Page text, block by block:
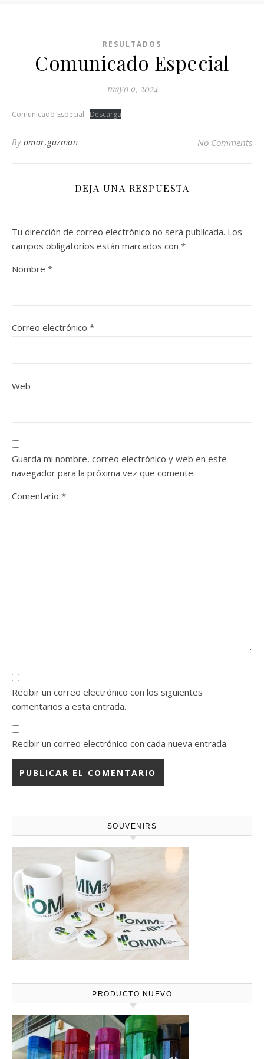
RESULTADOS
Comunicado Especial
mayo 9, 2024
Comunicado-Especial Descarga
By omar.guzman No Comments
DEJA UNA RESPUESTA
Tu dirección de correo electrónico no será publicada. Los
campos obligatorios están marcados con *
Nombre *
Correo electrónico *
Web
Guarda mi nombre, correo electrónico y web en este
navegador para la próxima vez que comente.
Comentario *
Recibir un correo electrónico con los siguientes
comentarios a esta entrada.
Recibir un correo electrónico con cada nueva entrada.
SOUVENIRS
PRODUCTO NUEVO